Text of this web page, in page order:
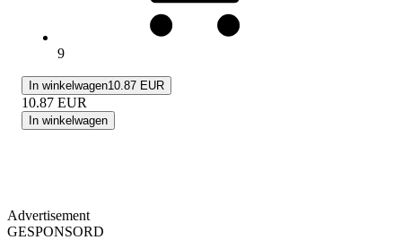
9
In winkelwagen10.87 EUR
10.87 EUR
In winkelwagen
Advertisement
GESPONSORD